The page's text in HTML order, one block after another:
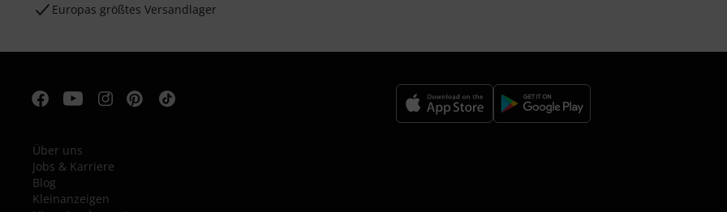
Europas größtes Versandlager
Über uns
Jobs & Karriere
Blog
Kleinanzeigen